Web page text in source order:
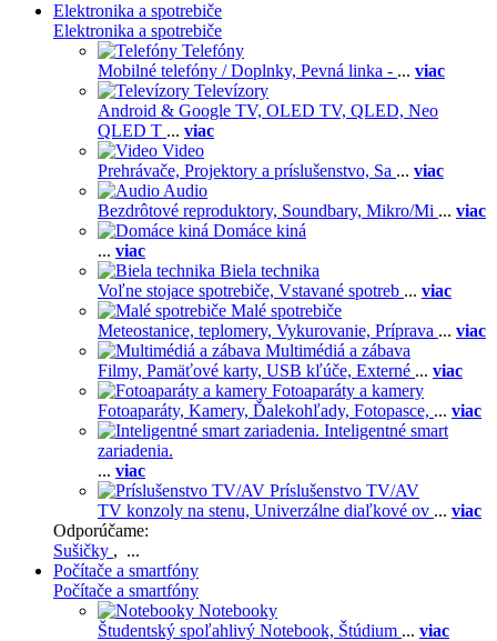
Elektronika a spotrebiče
Elektronika a spotrebiče
Telefóny
Mobilné telefóny / Doplnky, Pevná linka - ... viac
Televízory
Android & Google TV, OLED TV, QLED, Neo
QLED T ... viac
Video
Prehrávače, Projektory a príslušenstvo, Sa ... viac
Audio
Bezdrôtové reproduktory, Soundbary, Mikro/Mi ... viac
Domáce kiná
... viac
Biela technika
Voľne stojace spotrebiče, Vstavané spotreb ... viac
Malé spotrebiče
Meteostanice, teplomery, Vykurovanie, Príprava ... viac
Multimédiá a zábava
Filmy, Pamäťové karty, USB kľúče, Externé ... viac
Fotoaparáty a kamery
Fotoaparáty, Kamery, Ďalekohľady, Fotopasce, ... viac
Inteligentné smart
zariadenia.
... viac
Príslušenstvo TV/AV
TV konzoly na stenu, Univerzálne diaľkové ov ... viac
Odporúčame:
Sušičky , ...
Počítače a smartfóny
Počítače a smartfóny
Notebooky
Študentský spoľahlivý Notebook, Štúdium ... viac